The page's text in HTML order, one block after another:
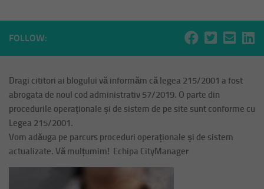
FOLLOW:
Dragi cititori ai blogului vă informăm că legea 215/2001 a fost
abrogata de noul cod administrativ 57/2019. O parte din
procedurile operaționale și de sistem de pe site sunt conforme cu
Legea 215/2001.
Vom adăuga pe parcurs proceduri operaționale și de sistem
actualizate. Vă mulțumim! Echipa CityManager